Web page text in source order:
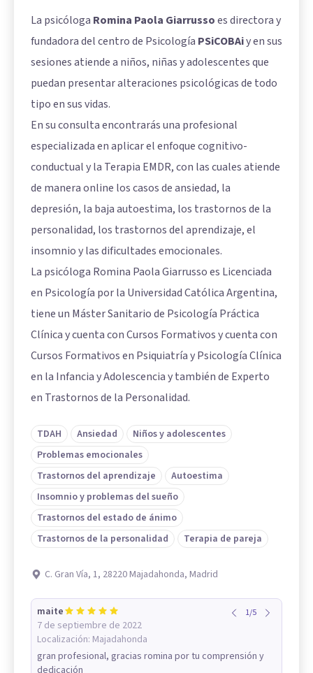
La psicóloga Romina Paola Giarrussoes directora y
fundadora del centro de Psicología PSiCOBAiy en sus
sesiones atiende a niños, niñas y adolescentes que
puedan presentar alteraciones psicológicas de todo
tipo en sus vidas.
En su consulta encontrarás una profesional
especializada en aplicar el enfoque cognitivo-
conductual y la Terapia EMDR, con las cuales atiende
de manera online los casos de ansiedad, la
depresión, la baja autoestima, los trastornos de la
personalidad, los trastornos del aprendizaje, el
insomnio y las dificultades emocionales.
La psicóloga Romina Paola Giarrusso es Licenciada
en Psicología por la Universidad Católica Argentina,
tiene un Máster Sanitario de Psicología Práctica
Clínica y cuenta con Cursos Formativos y cuenta con
Cursos Formativos en Psiquiatría y Psicología Clínica
en la Infancia y Adolescencia y también de Experto
en Trastornos de la Personalidad.
TDAH Ansiedad
Niños y adolescentes
Problemas emocionales
Trastornos del aprendizaje
Autoestima
Insomnio y problemas del sueño
Trastornos del estado de ánimo
Trastornos de la personalidad
Terapia de pareja
C. Gran Vía, 1, 28220 Majadahonda, Madrid
maite
7 de septiembre de 2022
Localización: Majadahonda
1/5
gran profesional, gracias romina por tu comprensión y